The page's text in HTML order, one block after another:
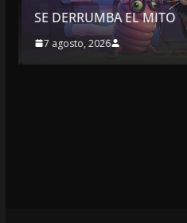
SE DERRUMBA EL MITO
7 agosto, 2026